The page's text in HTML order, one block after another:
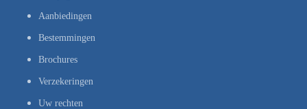
Aanbiedingen
Bestemmingen
Brochures
Verzekeringen
Uw rechten